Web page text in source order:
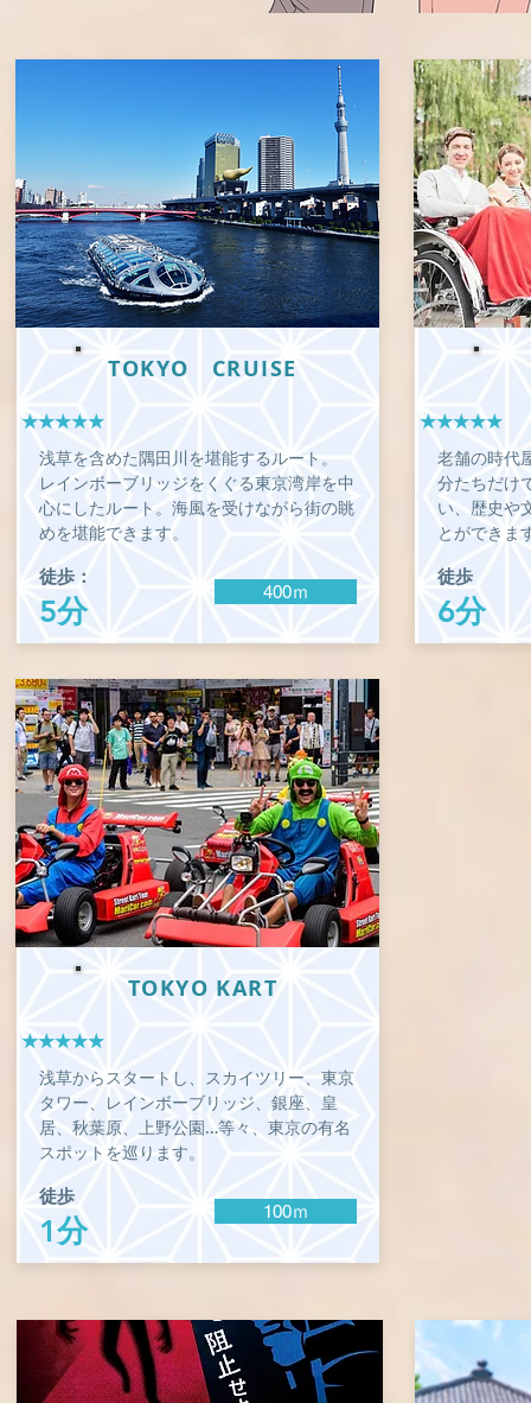
TOKYO CRUISE
★★★★★
浅草を含めた隅田川を堪能するルート。
レインボーブリッジをくぐる東京湾岸を中
心にしたルート。海風を受けながら街の眺
めを堪能できます。
徒歩：
5分
400ｍ
★★★★★
老舗の時代
分たちだけ
い、歴史や
とができま
徒歩
6分
TOKYO KART
★★★★★
浅草からスタートし、スカイツリー、東京
タワー、レインボーブリッジ、銀座、皇
居、秋葉原、上野公園…等々、東京の有名
スポットを巡ります。
徒歩
1分
100ｍ